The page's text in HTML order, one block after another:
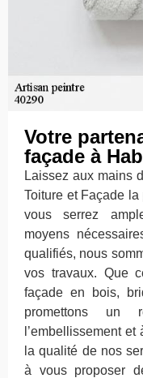
Votre
façade à
Laissez aux mains
Toiture et Façade
vous serrez
moyens
qualifiés, nous
vos travaux. Que
façade en bois,
promettons un
l’embellissement
la qualité de nos
à vous proposer